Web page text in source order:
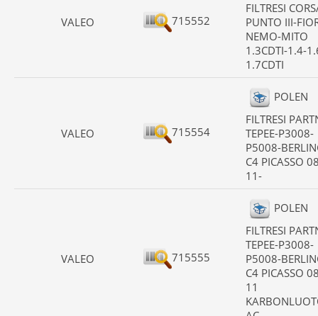
VALEO 715552
FILTRESI
PUNTO III-
NEMO-MITO
1.3CDTI-1.4-
1.7CDTI
VALEO 715554
POLEN
FILTRESI
TEPEE-P3008-
P5008-
C4 PICASSO
11-
VALEO 715555
POLEN
FILTRESI
TEPEE-P3008-
P5008-
C4 PICASSO
11